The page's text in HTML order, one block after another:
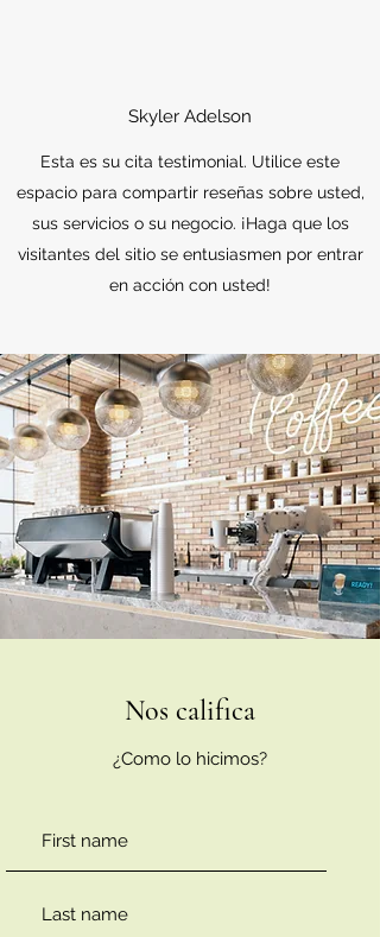
Skyler Adelson
Esta es su cita testimonial. Utilice este
espacio para compartir reseñas sobre usted,
sus servicios o su negocio. ¡Haga que los
visitantes del sitio se entusiasmen por entrar
en acción con usted!
Nos califica
¿Como lo hicimos?